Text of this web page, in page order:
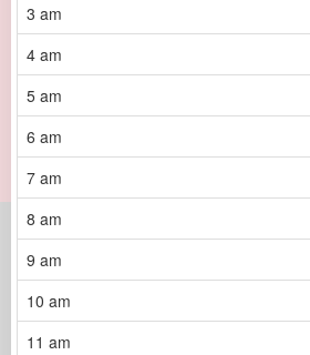
3 am
4 am
5 am
6 am
7 am
8 am
9 am
10 am
11 am